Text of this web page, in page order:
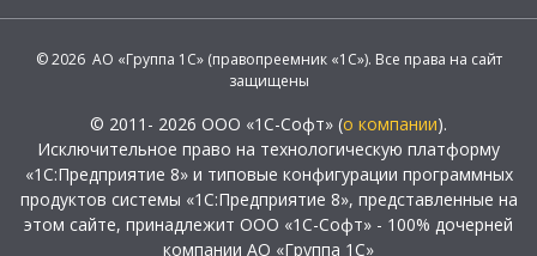
© 2026 АО «Группа 1С» (правопреемник «1С»). Все права на сайт
защищены
© 2011- 2026 ООО «1С-Софт» (о компании).
Исключительное право на технологическую платформу
«1С:Предприятие 8» и типовые конфигурации программных
продуктов системы «1С:Предприятие 8», представленные на
этом сайте, принадлежит ООО «1С-Софт» - 100% дочерней
компании АО «Группа 1С»